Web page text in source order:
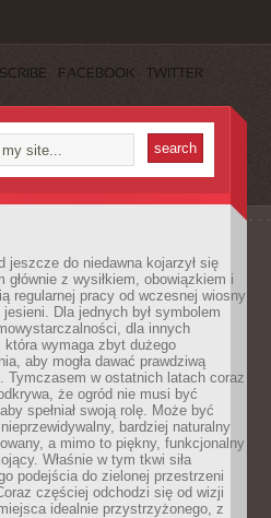
FACEBOOK TWITTER
jeszcze do niedawna kojarzył się
głównie z wysiłkiem, obowiązkiem i
regularnej pracy od wczesnej wiosny
Dla jednych był symbolem
dla innych
która wymaga zbyt dużego
aby mogła dawać prawdziwą
Tymczasem w ostatnich latach coraz
że ogród nie musi być
spełniał swoją rolę. Może być
bardziej naturalny
a mimo to piękny, funkcjonalny
Właśnie w tym tkwi siła
podejścia do zielonej przestrzeni
częściej odchodzi się od wizji
idealnie przystrzyżonego, z